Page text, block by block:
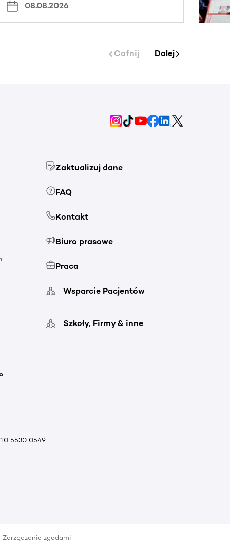
08.08.2026
Cofnij Dalej
Zaktualizuj dane
FAQ
Kontakt
Biuro prasowe
Praca
Wsparcie Pacjentów
Szkoły, Firmy & inne
5530 0549
Zarządzanie zgodami